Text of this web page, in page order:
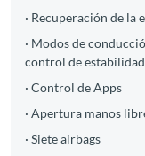
· Recuperación de la
· Modos de
control de
· Control de Apps
· Apertura manos
· Siete airbags